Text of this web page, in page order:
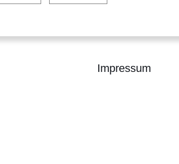
Impressum